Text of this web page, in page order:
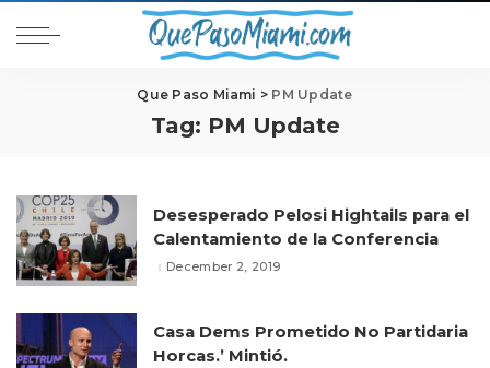
Que Paso Miami > PM Update
Tag: PM Update
Desesperado Pelosi Hightails para el
Calentamiento de la Conferencia
December 2, 2019
Casa Dems Prometido No Partidaria
Horcas.’ Mintió.